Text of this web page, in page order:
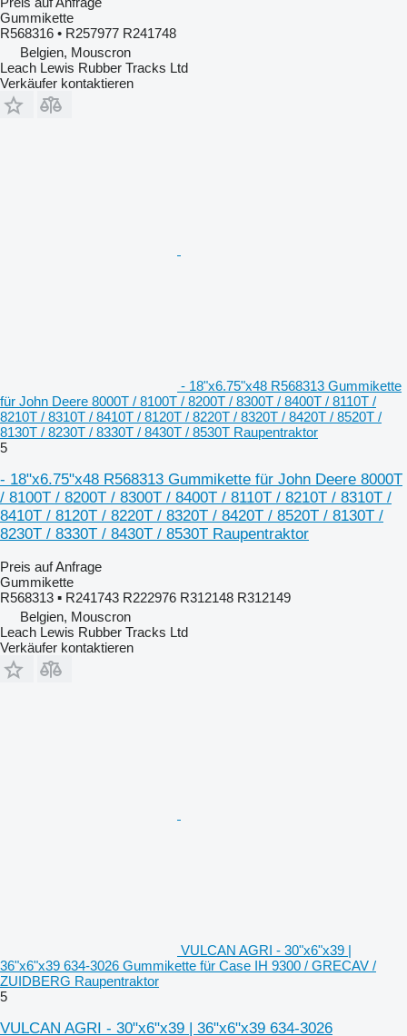
Gummikette
R568316 • R257977 R241748
Belgien, Mouscron
Leach Lewis Rubber Tracks Ltd
Verkäufer kontaktieren
- 18"x6.75"x48 R568313 Gummikette
für John Deere 8000T / 8100T / 8200T / 8300T / 8400T / 8110T /
8210T / 8310T / 8410T / 8120T / 8220T / 8320T / 8420T / 8520T /
8130T / 8230T / 8330T / 8430T / 8530T Raupentraktor
5
- 18"x6.75"x48 R568313 Gummikette für John Deere 8000T
/ 8100T / 8200T / 8300T / 8400T / 8110T / 8210T / 8310T /
8410T / 8120T / 8220T / 8320T / 8420T / 8520T / 8130T /
8230T / 8330T / 8430T / 8530T Raupentraktor
Preis auf Anfrage
Gummikette
R568313 ▪ R241743 R222976 R312148 R312149
Belgien, Mouscron
Leach Lewis Rubber Tracks Ltd
Verkäufer kontaktieren
VULCAN AGRI - 30"x6"x39 |
36"x6"x39 634-3026 Gummikette für Case IH 9300 / GRECAV /
ZUIDBERG Raupentraktor
5
VULCAN AGRI - 30"x6"x39 | 36"x6"x39 634-3026